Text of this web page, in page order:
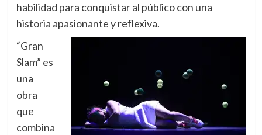
habilidad para conquistar al público con una
historia apasionante y reflexiva.
“Gran
Slam” es
una
obra
que
combina